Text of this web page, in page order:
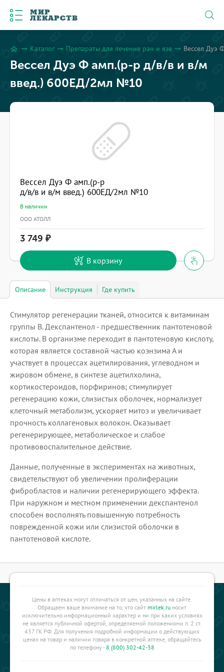
МИР
ЛЕКАРСТВ
home arrow_right_alt Каталог arrow_right_alt Препараты для лечения ран и язв arrow_right_alt Вессел Дуэ
Вессел Дуэ Ф амп.(р-р д/в/в и в/м
введ.) 600ЕД/2мл №10
Вессел Дуэ Ф амп.(р-р
д/в/в и в/м введ.) 600ЕД/2мл №10
В наличии
ООО АТОЛЛ
3 749
В корзину
Описание Инструкция Где купить
Стимулятор регенерации тканей, относится к витаминам
группы B. Декспантенол - предшественник пантотеновой
кислоты. В организме переходит в пантотеновую кислоту,
которая является составной частью коэнзима А и
участвует в процессах ацетилирования, углеводном и
жировом обмене, в синтезе ацетилхолина,
кортикостероидов, порфиринов; стимулирует
регенерацию кожи, слизистых оболочек, нормализует
клеточный метаболизм, ускоряет митоз и увеличивает
прочность коллагеновых волокон. Оказывает
регенерирующее, метаболическое и слабое
противовоспалительное действие.
Данные, полученные в экспериментах на животных,
свидетельствуют об увеличении пролиферации
фибробластов и наличии регенерирующего эффекта.
При наружном и местном применении декспантенол
способен восполнять повышенную потребность
поврежденной кожи или слизистой оболочки в
пантотеновой кислоте.
Цены в аптеках могут отличаться от цен, указанных на сайте.
Обращаем ваше внимание на то, что сайт mirlek.ru носит
исключительно информационный характер и ни при каких условиях
не является публичной офертой, определяемой положениями п. 2 ст.
437 ГК РФ. Для получения подробной информации о действующих
ценах на товар и наличии товара в конкретной аптеке, обращайтесь
по телефону -8 (800) 302-42-38